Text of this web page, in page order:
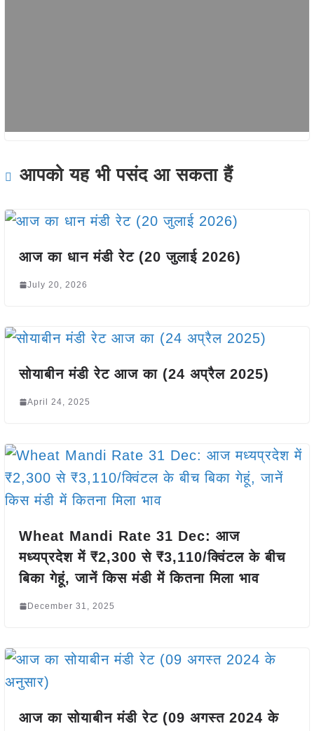
आपको यह भी पसंद आ सकता हैं
आज का धान मंडी रेट (20 जुलाई 2026)
July 20, 2026
सोयाबीन मंडी रेट आज का (24 अप्रैल 2025)
April 24, 2025
Wheat Mandi Rate 31 Dec: आज
मध्यप्रदेश में ₹2,300 से ₹3,110/क्विंटल के बीच
बिका गेहूं, जानें किस मंडी में कितना मिला भाव
December 31, 2025
आज का सोयाबीन मंडी रेट (09 अगस्त 2024 के